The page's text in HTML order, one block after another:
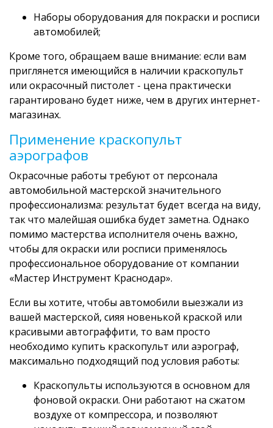
Наборы оборудования для покраски и росписи
автомобилей;
Кроме того, обращаем ваше внимание: если вам
приглянется имеющийся в наличии краскопульт
или окрасочный пистолет - цена практически
гарантировано будет ниже, чем в других интернет-
магазинах.
Применение краскопульт
аэрографов
Окрасочные работы требуют от персонала
автомобильной мастерской значительного
профессионализма: результат будет всегда на виду,
так что малейшая ошибка будет заметна. Однако
помимо мастерства исполнителя очень важно,
чтобы для окраски или росписи применялось
профессиональное оборудование от компании
«Мастер Инструмент Краснодар».
Если вы хотите, чтобы автомобили выезжали из
вашей мастерской, сияя новенькой краской или
красивыми автограффити, то вам просто
необходимо купить краскопульт или аэрограф,
максимально подходящий под условия работы:
Краскопульты используются в основном для
фоновой окраски. Они работают на сжатом
воздухе от компрессора, и позволяют